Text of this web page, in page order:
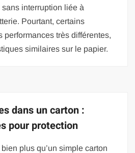
interruption liée à
Pourtant, certains
performances très différentes,
similaires sur le papier.
dans un carton :
pour protection
plus qu’un simple carton